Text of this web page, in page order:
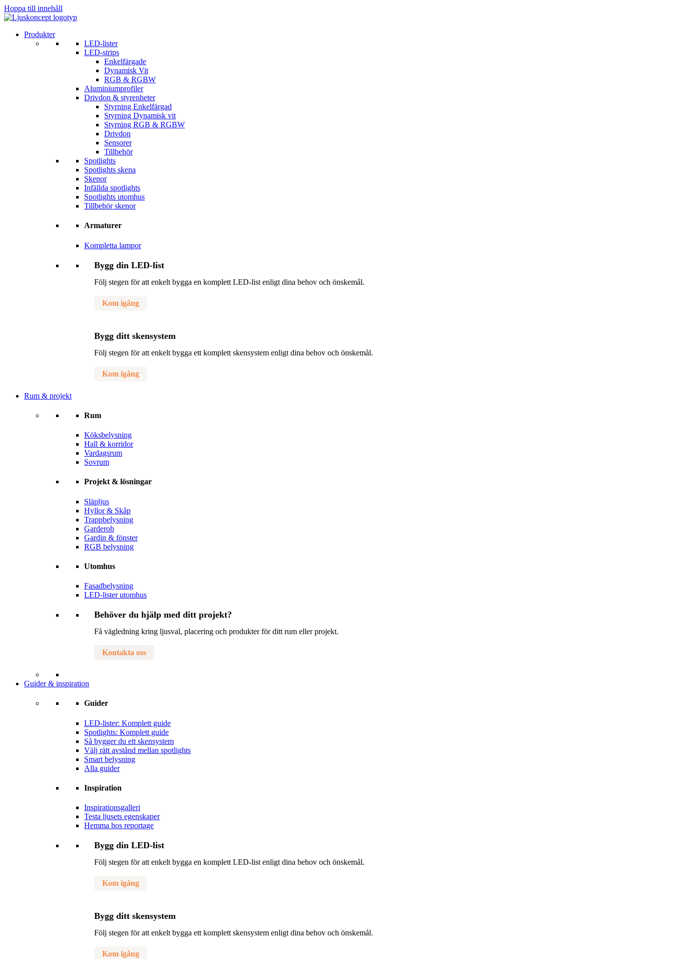
Hoppa till innehåll
Produkter
LED-lister
LED-strips
Enkelfärgade
Dynamisk Vit
RGB & RGBW
Aluminiumprofiler
Drivdon & styrenheter
Styrning Enkelfärgad
Styrning Dynamisk vit
Styrning RGB & RGBW
Drivdon
Sensorer
Tillbehör
Spotlights
Spotlights skena
Skenor
Infällda spotlights
Spotlights utomhus
Tillbehör skenor
Armaturer
Kompletta lampor
Bygg din LED-list
Följ stegen för att enkelt bygga en komplett LED-list enligt dina behov och önskemål.
Kom igång
Bygg ditt skensystem
Följ stegen för att enkelt bygga ett komplett skensystem enligt dina behov och önskemål.
Kom igång
Rum & projekt
Rum
Köksbelysning
Hall & korridor
Vardagsrum
Sovrum
Projekt & lösningar
Släpljus
Hyllor & Skåp
Trappbelysning
Garderob
Gardin & fönster
RGB belysning
Utomhus
Fasadbelysning
LED-lister utomhus
Behöver du hjälp med ditt projekt?
Få vägledning kring ljusval, placering och produkter för ditt rum eller projekt.
Kontakta oss
Guider & inspiration
Guider
LED-lister: Komplett guide
Spotlights: Komplett guide
Så bygger du ett skensystem
Välj rätt avstånd mellan spotlights
Smart belysning
Alla guider
Inspiration
Inspirationsgalleri
Testa ljusets egenskaper
Hemma hos reportage
Bygg din LED-list
Följ stegen för att enkelt bygga en komplett LED-list enligt dina behov och önskemål.
Kom igång
Bygg ditt skensystem
Följ stegen för att enkelt bygga ett komplett skensystem enligt dina behov och önskemål.
Kom igång